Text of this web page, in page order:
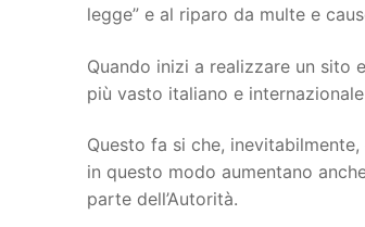
legge” e al riparo da multe e
Quando inizi a realizzare un sito
più vasto italiano e
Questo fa si che,
in questo modo aumentano
parte dell’Autorità.